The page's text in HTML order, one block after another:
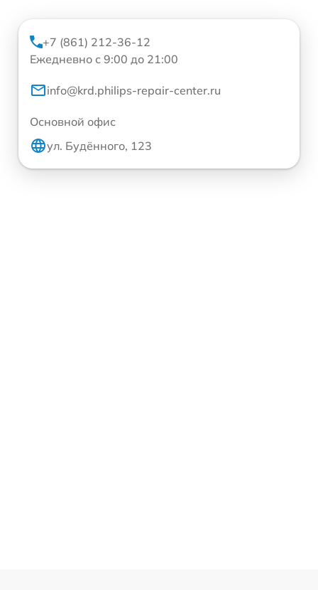
+7 (861) 212-36-12
Ежедневно с 9:00 до 21:00
info@krd.philips-repair-center.ru
Основной офис
ул. Будённого, 123